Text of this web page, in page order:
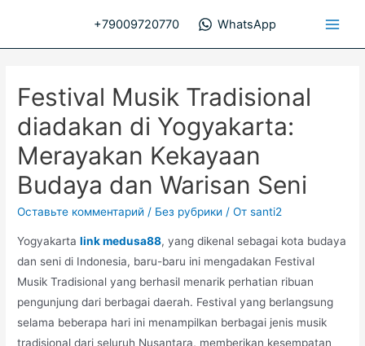
содержимому
+79009720770 WhatsApp
Festival Musik Tradisional
diadakan di Yogyakarta:
Merayakan Kekayaan
Budaya dan Warisan Seni
Оставьте комментарий / Без рубрики / От santi2
Yogyakartalink medusa88, yang dikenal sebagai kota budaya
dan seni di Indonesia, baru-baru ini mengadakan Festival
Musik Tradisional yang berhasil menarik perhatian ribuan
pengunjung dari berbagai daerah. Festival yang berlangsung
selama beberapa hari ini menampilkan berbagai jenis musik
tradisional dari seluruh Nusantara, memberikan kesempatan